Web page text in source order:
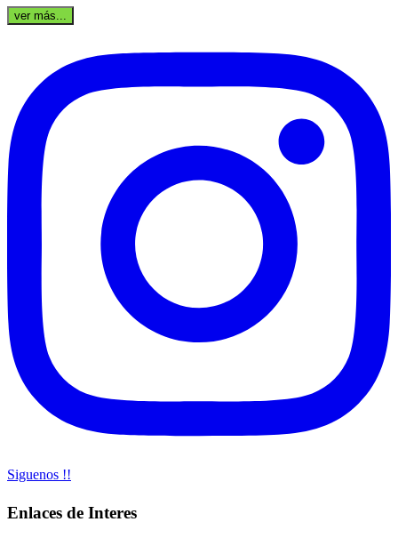
ver más...
Siguenos !!
Enlaces de Interes